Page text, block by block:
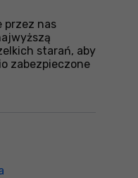
przez nas
starań, aby
zabezpieczone